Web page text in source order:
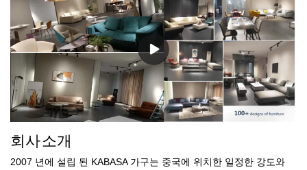
회사 소개
2007 년에 설립 된 KABASA 가구는 중국에 위치한 일정한 강도와